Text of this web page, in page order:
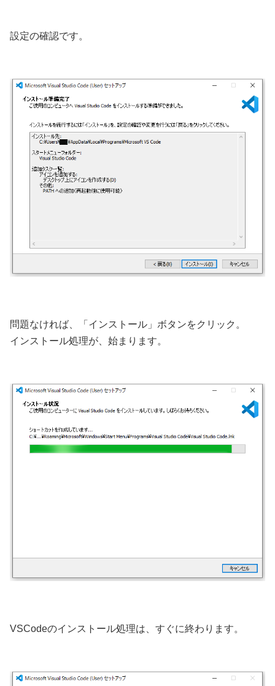
設定の確認です。
問題なければ、「インストール」ボタンをクリック。
インストール処理が、始まります。
VSCodeのインストール処理は、すぐに終わります。